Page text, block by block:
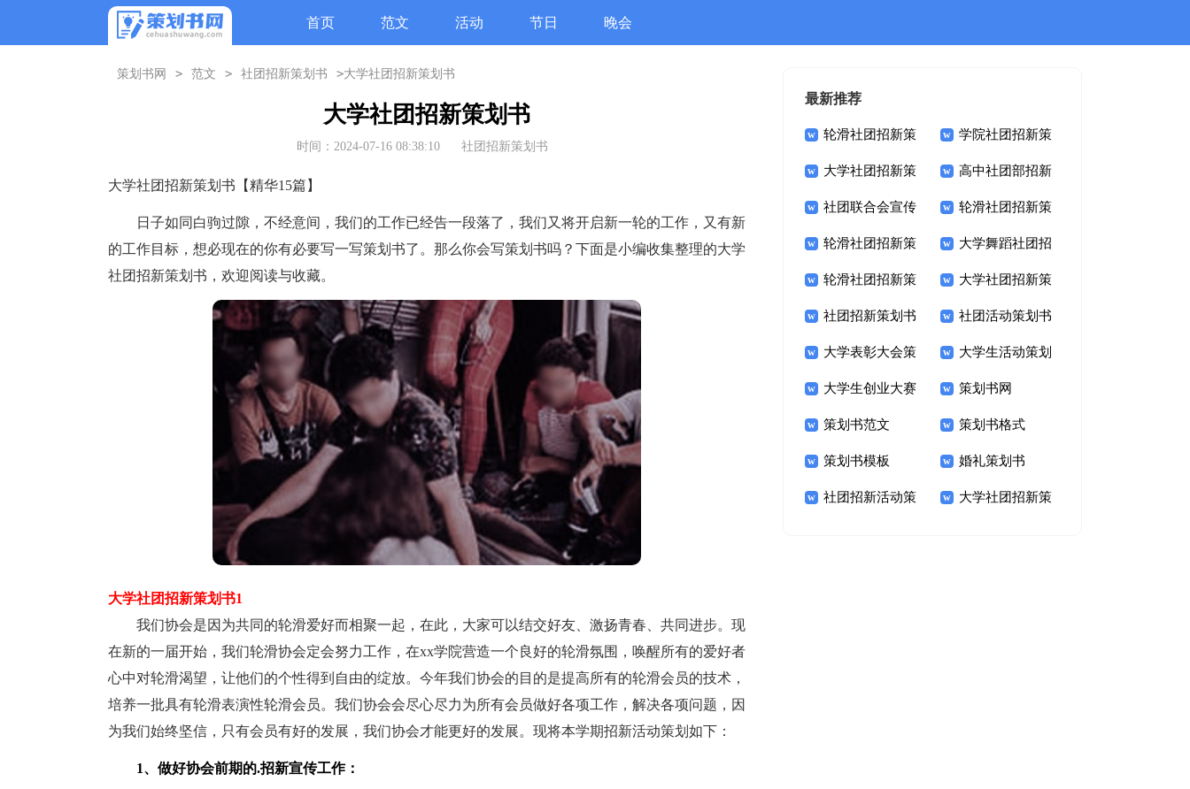
首页 范文 活动 节日 晚会
策划书网 > 范文 > 社团招新策划书 >大学社团招新策划书
大学社团招新策划书
时间：2024-07-16 08:38:10 社团招新策划书
大学社团招新策划书【精华15篇】
日子如同白驹过隙，不经意间，我们的工作已经告一段落了，我们又将开启新一轮的工作，又有新
的工作目标，想必现在的你有必要写一写策划书了。那么你会写策划书吗？下面是小编收集整理的大学
社团招新策划书，欢迎阅读与收藏。
大学社团招新策划书1
我们协会是因为共同的轮滑爱好而相聚一起，在此，大家可以结交好友、激扬青春、共同进步。现
在新的一届开始，我们轮滑协会定会努力工作，在xx学院营造一个良好的轮滑氛围，唤醒所有的爱好者
心中对轮滑渴望，让他们的个性得到自由的绽放。今年我们协会的目的是提高所有的轮滑会员的技术，
培养一批具有轮滑表演性轮滑会员。我们协会会尽心尽力为所有会员做好各项工作，解决各项问题，因
为我们始终坚信，只有会员有好的发展，我们协会才能更好的发展。现将本学期招新活动策划如下：
1、做好协会前期的.招新宣传工作：
最新推荐
轮滑社团招新策
划书
学院社团招新策
划书
大学社团招新策
划书
高中社团部招新
策划书
社团联合会宣传
部的招新策划书
轮滑社团招新策
划书
轮滑社团招新策
划书
大学舞蹈社团招
新策划书
轮滑社团招新策
划书
大学社团招新策
划书
社团招新策划书 社团活动策划书
大学表彰大会策
划书范文
大学生活动策划
书
大学生创业大赛
策划书范文
策划书网
策划书范文 策划书格式
策划书模板 婚礼策划书
社团招新活动策 大学社团招新策